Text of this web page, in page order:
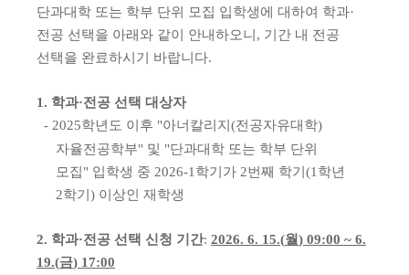
단과대학 또는 학부 단위 모집 입학생에 대하여 학과·
전공 선택을 아래와 같이 안내하오니 , 기간 내 전공
선택을 완료하시기 바랍니다.
1. 학과·전공 선택 대상자
- 2025학년도 이후 "아너칼리지 (전공자유대학)
자율전공학부" 및 "단과대학 또는 학부 단위
모집" 입학생 중 2026-1 학기가 2번째 학기 (1 학년
2학기 ) 이상인 재학생
2. 학과·전공 선택 신청 기간: 2026. 6. 15.(월) 09:00 ~ 6.
19.(금) 17:00